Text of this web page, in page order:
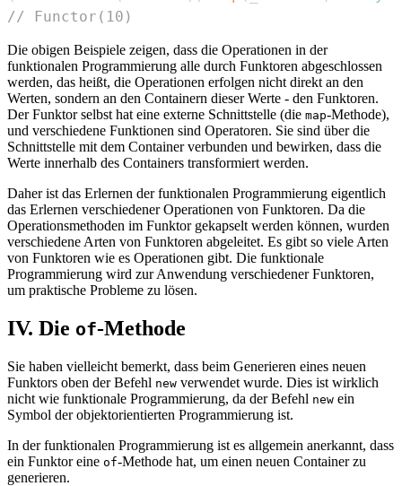
// Functor(10)
Die obigen Beispiele zeigen, dass die Operationen in der
funktionalen Programmierung alle durch Funktoren abgeschlossen
werden, das heißt, die Operationen erfolgen nicht direkt an den
Werten, sondern an den Containern dieser Werte - den Funktoren.
Der Funktor selbst hat eine externe Schnittstelle (die map-Methode),
und verschiedene Funktionen sind Operatoren. Sie sind über die
Schnittstelle mit dem Container verbunden und bewirken, dass die
Werte innerhalb des Containers transformiert werden.
Daher ist das Erlernen der funktionalen Programmierung eigentlich
das Erlernen verschiedener Operationen von Funktoren. Da die
Operationsmethoden im Funktor gekapselt werden können, wurden
verschiedene Arten von Funktoren abgeleitet. Es gibt so viele Arten
von Funktoren wie es Operationen gibt. Die funktionale
Programmierung wird zur Anwendung verschiedener Funktoren,
um praktische Probleme zu lösen.
IV. Die of-Methode
Sie haben vielleicht bemerkt, dass beim Generieren eines neuen
Funktors oben der Befehl new verwendet wurde. Dies ist wirklich
nicht wie funktionale Programmierung, da der Befehl new ein
Symbol der objektorientierten Programmierung ist.
In der funktionalen Programmierung ist es allgemein anerkannt, dass
ein Funktor eine of-Methode hat, um einen neuen Container zu
generieren.